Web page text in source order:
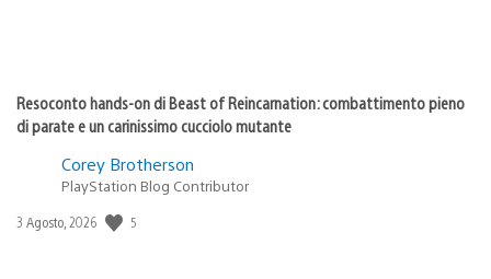
Resoconto hands-on di Beast of Reincarnation: combattimento pieno
di parate e un carinissimo cucciolo mutante
Corey Brotherson
PlayStation Blog Contributor
Data
3 Agosto, 2026 5